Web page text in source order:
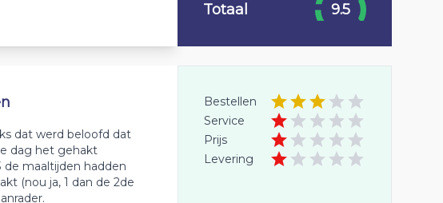
Totaal 9.5
dat werd beloofd dat
dag het gehakt
de maaltijden hadden
(nou ja, 1 dan de 2de
Bestellen
Service
Prijs
Levering